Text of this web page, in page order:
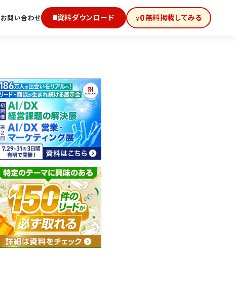
お問い合わせ 資料ダウンロード ￥0無料掲載してみる